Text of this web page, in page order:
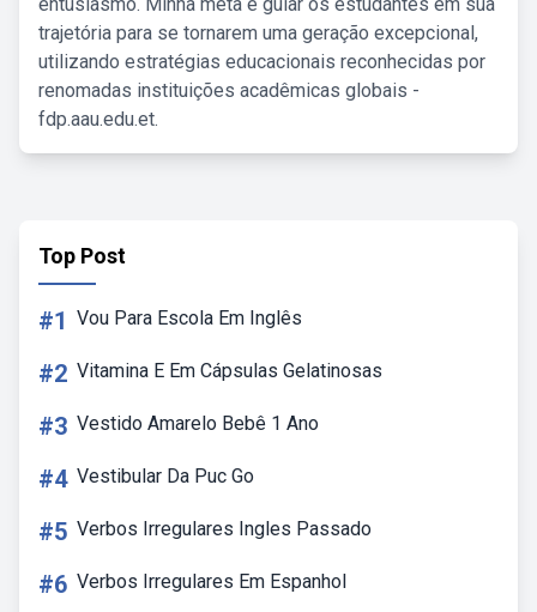
trajetória para se tornarem uma geração excepcional,
utilizando estratégias educacionais reconhecidas por
renomadas instituições acadêmicas globais -
fdp.aau.edu.et.
Top Post
#1 Vou Para Escola Em Inglês
#2 Vitamina E Em Cápsulas Gelatinosas
#3 Vestido Amarelo Bebê 1 Ano
#4 Vestibular Da Puc Go
#5 Verbos Irregulares Ingles Passado
#6 Verbos Irregulares Em Espanhol